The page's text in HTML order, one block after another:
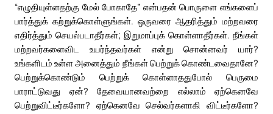
“எழுதியுள்ளதற்கு மேல் போகாதே” என்பதன் பொருளை எங்களைப்
பார்த்துக் கற்றுக்கொள்ளுங்கள். ஒருவரை ஆதரித்தும் மற்றவரை
எதிர்த்தும் செயல்படாதீர்கள்; இறுமாப்புக் கொள்ளாதீர்கள். நீங்கள்
மற்றவர்களைவிட உயர்ந்தவர்கள் என்று சொன்னவர் யார்?
உங்களிடம் உள்ள அனைத்தும் நீங்கள் பெற்றுக் கொண்டவைதானே?
பெற்றுக்கொண்டும் பெற்றுக் கொள்ளாததுபோல் பெருமை
பாராட்டுவது ஏன்? தேவையானவற்றை எல்லாம் ஏற்கெனவே
பெற்றுவிட்டீர்களோ? ஏற்கெனவே செல்வர்களாகி விட்டீர்களோ?